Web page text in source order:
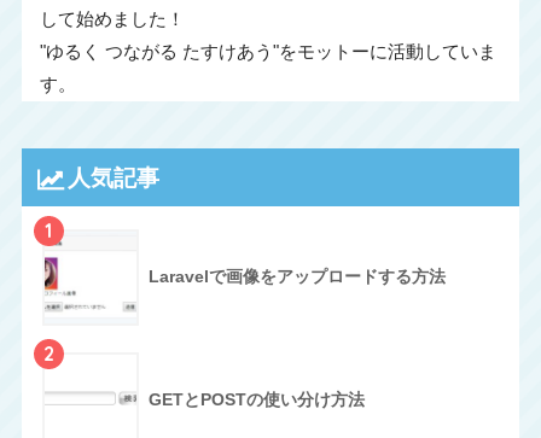
して始めました！
"ゆるく つながる たすけあう"をモットーに活動していま
す。
人気記事
1
Laravelで画像をアップロードする方法
2
GETとPOSTの使い分け方法